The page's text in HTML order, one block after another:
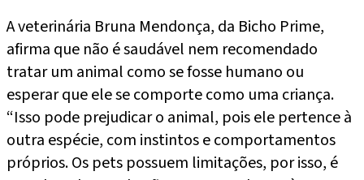
A veterinária Bruna Mendonça, da Bicho Prime,
afirma que não é saudável nem recomendado
tratar um animal como se fosse humano ou
esperar que ele se comporte como uma criança.
“Isso pode prejudicar o animal, pois ele pertence à
outra espécie, com instintos e comportamentos
próprios. Os pets possuem limitações, por isso, é